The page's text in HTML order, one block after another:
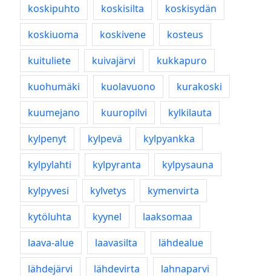
koskipuhto
koskisilta
koskisydän
koskiuoma
koskivene
kosteus
kuituliete
kuivajärvi
kukkapuro
kuohumäki
kuolavuono
kurakoski
kuumejano
kuuropilvi
kylkilauta
kylpenyt
kylpevä
kylpyankka
kylpylahti
kylpyranta
kylpysauna
kylpyvesi
kylvetys
kymenvirta
kytöluhta
kyynel
laaksomaa
laava-alue
laavasilta
lähdealue
lähdejärvi
lähdevirta
lahnaparvi